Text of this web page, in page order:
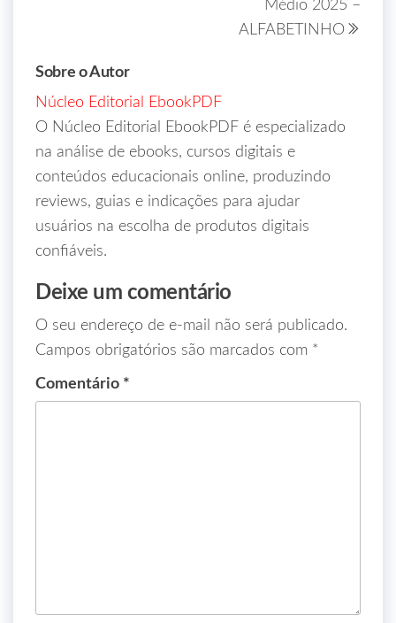
Médio 2025 –
ALFABETINHO
Sobre o Autor
Núcleo Editorial EbookPDF
O Núcleo Editorial EbookPDF é especializado
na análise de ebooks, cursos digitais e
conteúdos educacionais online, produzindo
reviews, guias e indicações para ajudar
usuários na escolha de produtos digitais
confiáveis.
Deixe um comentário
O seu endereço de e-mail não será publicado.
Campos obrigatórios são marcados com *
Comentário *